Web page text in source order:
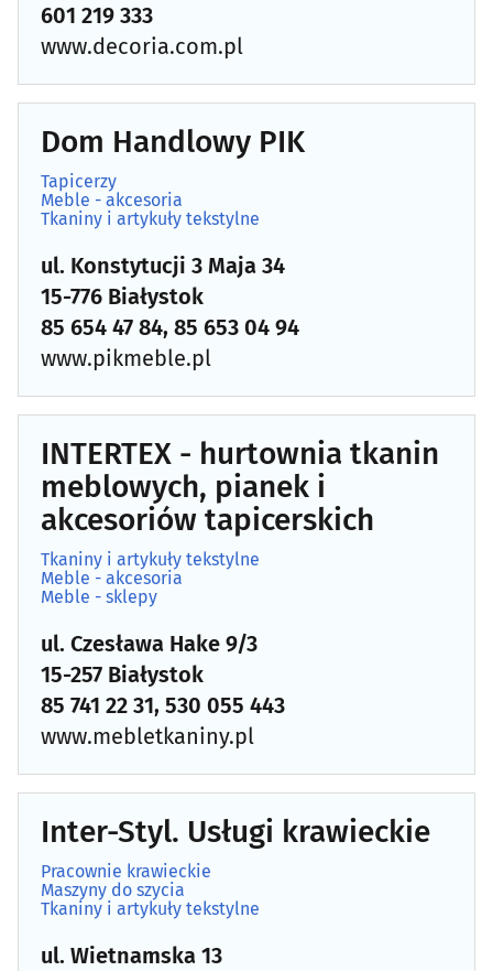
Dachy - materiały i pokrycia dachowe
Developerzy(53)
Drewno i artykuły drzewne(35)
Drzwi, okna(97)
Dywany i wykładziny(8)
Dźwigi, urządzenia dźwigowe, rusztowania
Elewacje(31)
Farby, lakiery(20)
Firanki, zasłony, tkaniny dekoracyjne(14)
Fotowoltaika, technika solarna (26)
Garaże, mała architektura
Geodezja i kartografia(47)
Geologia i geofizyka(4)
(5)
Instalacje C.O., gazowe, hydrauliczne
601 219 333
www.decoria.com.pl
Dom Handlowy PIK
Tapicerzy
Meble - akcesoria
Tkaniny i artykuły tekstylne
ul. Konstytucji 3 Maja 34
15-776 Białystok
85 654 47 84, 85 653 04 94
www.pikmeble.pl
INTERTEX - hurtownia tkanin
meblowych, pianek i
akcesoriów tapicerskich
Tkaniny i artykuły tekstylne
Meble - akcesoria
Meble - sklepy
ul. Czesława Hake 9/3
15-257 Białystok
85 741 22 31, 530 055 443
www.mebletkaniny.pl
Inter-Styl. Usługi krawieckie
Pracownie krawieckie
Maszyny do szycia
Tkaniny i artykuły tekstylne
ul. Wietnamska 13